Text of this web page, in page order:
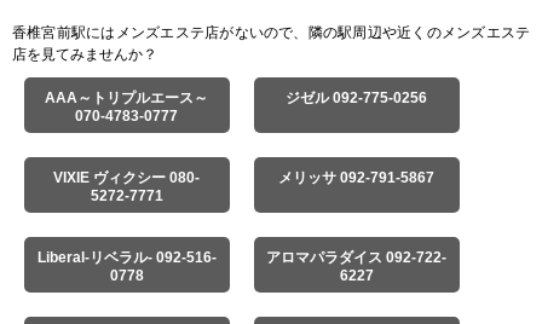
香椎宮前駅にはメンズエステ店がないので、隣の駅周辺や近くのメンズエステ
店を見てみませんか？
AAA～トリプルエース～
070-4783-0777
ジゼル 092-775-0256
VIXIE ヴィクシー 080-
5272-7771
メリッサ 092-791-5867
Liberal-リベラル- 092-516-
0778
アロマパラダイス 092-722-
6227